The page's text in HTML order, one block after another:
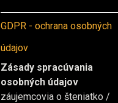
GDPR - ochrana osobných
údajov
Zásady spracúvania
osobných údajov
záujemcovia o šteniatko /